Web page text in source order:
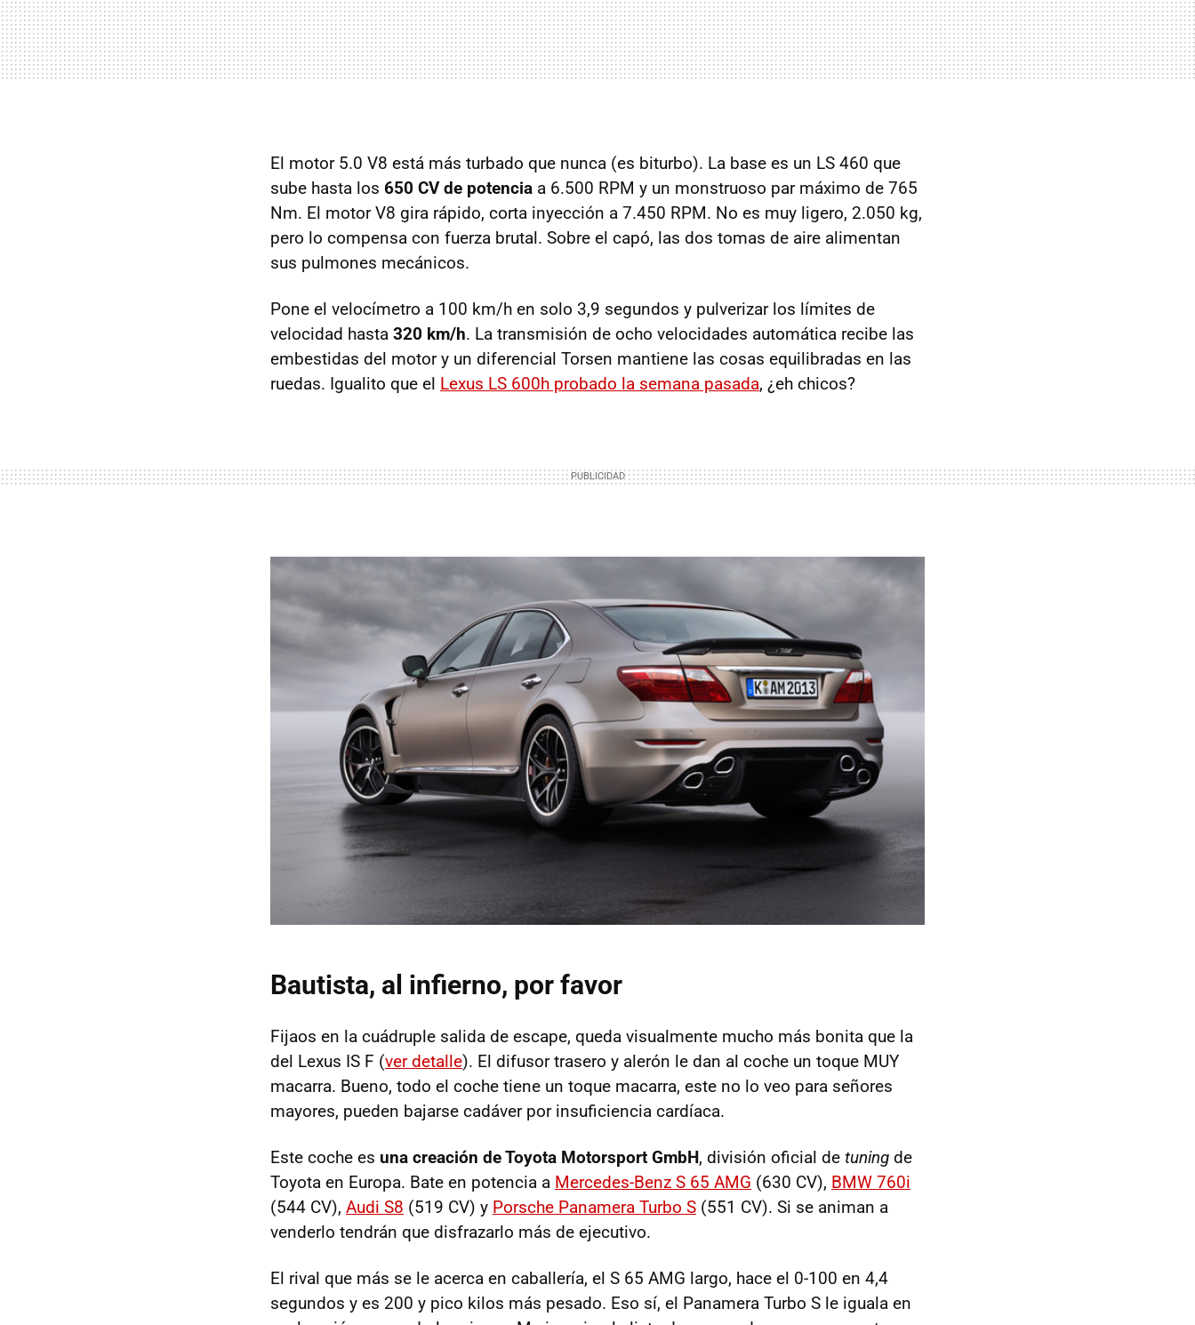
El motor 5.0 V8 está más turbado que nunca (es biturbo). La base es un LS 460 que
sube hasta los 650 CV de potencia a 6.500 RPM y un monstruoso par máximo de 765
Nm. El motor V8 gira rápido, corta inyección a 7.450 RPM. No es muy ligero, 2.050 kg,
pero lo compensa con fuerza brutal. Sobre el capó, las dos tomas de aire alimentan
sus pulmones mecánicos.
Pone el velocímetro a 100 km/h en solo 3,9 segundos y pulverizar los límites de
velocidad hasta 320 km/h. La transmisión de ocho velocidades automática recibe las
embestidas del motor y un diferencial Torsen mantiene las cosas equilibradas en las
ruedas. Igualito que el Lexus LS 600h probado la semana pasada, ¿eh chicos?
Bautista, al infierno, por favor
Fijaos en la cuádruple salida de escape, queda visualmente mucho más bonita que la
del Lexus IS F (ver detalle). El difusor trasero y alerón le dan al coche un toque MUY
macarra. Bueno, todo el coche tiene un toque macarra, este no lo veo para señores
mayores, pueden bajarse cadáver por insuficiencia cardíaca.
Este coche es una creación de Toyota Motorsport GmbH, división oficial de tuning de
Toyota en Europa. Bate en potencia a Mercedes-Benz S 65 AMG (630 CV), BMW 760i
(544 CV), Audi S8 (519 CV) y Porsche Panamera Turbo S (551 CV). Si se animan a
venderlo tendrán que disfrazarlo más de ejecutivo.
El rival que más se le acerca en caballería, el S 65 AMG largo, hace el 0-100 en 4,4
segundos y es 200 y pico kilos más pesado. Eso sí, el Panamera Turbo S le iguala en